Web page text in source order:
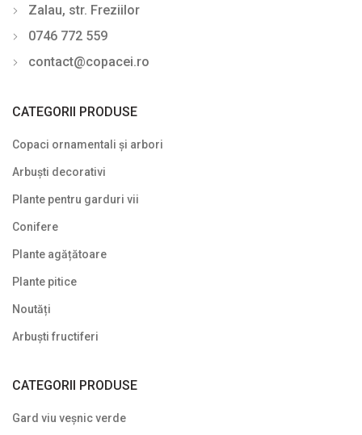
Zalau, str. Freziilor
0746 772 559
contact@copacei.ro
CATEGORII PRODUSE
Copaci ornamentali și arbori
Arbuști decorativi
Plante pentru garduri vii
Conifere
Plante agățătoare
Plante pitice
Noutăți
Arbuști fructiferi
CATEGORII PRODUSE
Gard viu veșnic verde